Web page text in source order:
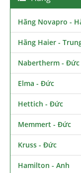
Hãng Novapro -
Hãng Haier -
Nabertherm - Đức
Elma - Đức
Hettich - Đức
Memmert - Đức
Kruss - Đức
Hamilton - Anh